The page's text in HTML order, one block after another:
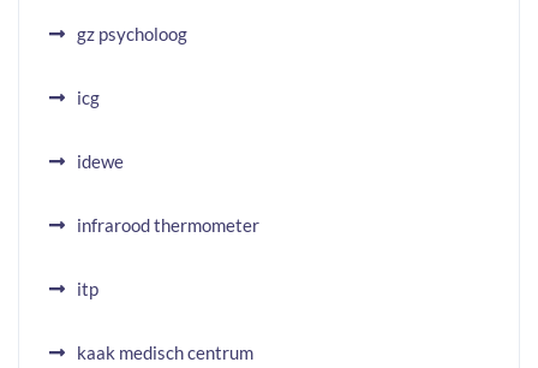
gz psycholoog
icg
idewe
infrarood thermometer
itp
kaak medisch centrum